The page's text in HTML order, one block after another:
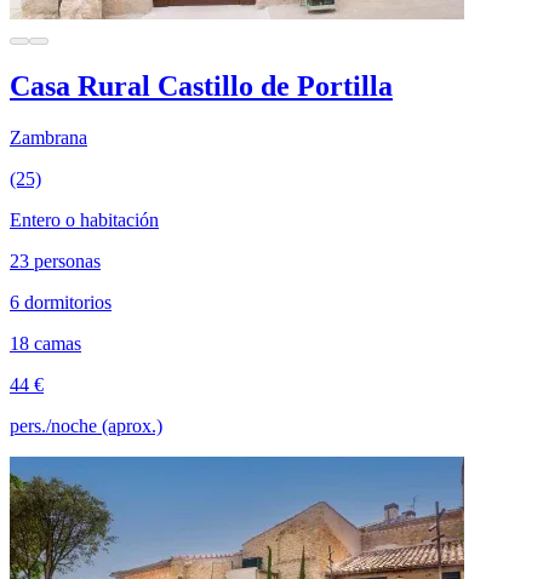
Casa Rural Castillo de Portilla
Zambrana
(25)
Entero o habitación
23 personas
6 dormitorios
18 camas
44 €
pers./noche (aprox.)